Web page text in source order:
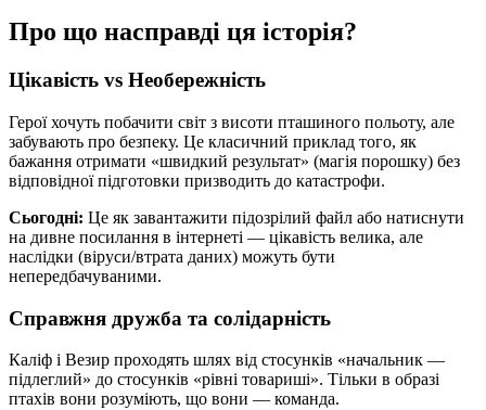
Про що насправді ця історія?
Цікавість vs Необережність
Герої хочуть побачити світ з висоти пташиного польоту, але
забувають про безпеку. Це класичний приклад того, як
бажання отримати «швидкий результат» (магія порошку) без
відповідної підготовки призводить до катастрофи.
Сьогодні: Це як завантажити підозрілий файл або натиснути
на дивне посилання в інтернеті — цікавість велика, але
наслідки (віруси/втрата даних) можуть бути
непередбачуваними.
Справжня дружба та солідарність
Каліф і Везир проходять шлях від стосунків «начальник —
підлеглий» до стосунків «рівні товариші». Тільки в образі
птахів вони розуміють, що вони — команда.